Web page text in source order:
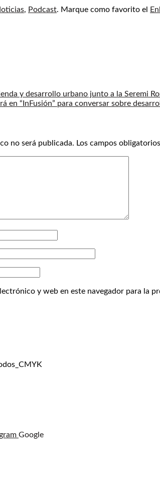
, Podcast. Marque como favorito el
y desarrollo urbano junto a la Seremi
en “InFusión” para conversar sobre
no será publicada. Los campos
y web en este navegador para la
Google